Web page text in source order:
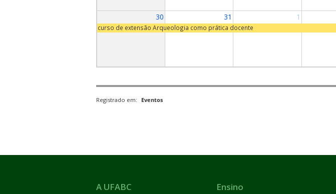
30 31 1
curso de extensão Arqueologia como prática docente
Registrado em: Eventos
A UFABC Ensino